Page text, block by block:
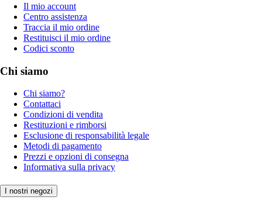
Il mio account
Centro assistenza
Traccia il mio ordine
Restituisci il mio ordine
Codici sconto
Chi siamo
Chi siamo?
Contattaci
Condizioni di vendita
Restituzioni e rimborsi
Esclusione di responsabilità legale
Metodi di pagamento
Prezzi e opzioni di consegna
Informativa sulla privacy
I nostri negozi